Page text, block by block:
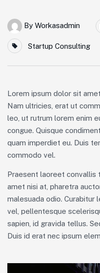
By Workasadmin
Startup Consulting
Lorem ipsum dolor sit
Nam ultricies, erat ut
leo, ut rutrum lorem enim
congue. Quisque
quam imperdiet eu. Duis
commodo vel.
Praesent laoreet convallis
amet nisi at, pharetra
malesuada odio. Curabitur
vel, pellentesque
sapien, id gravida tellus.
Duis id erat nec ipsum